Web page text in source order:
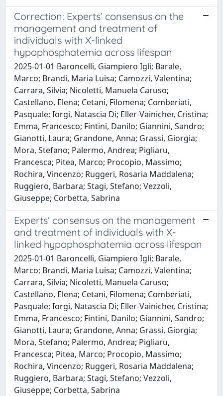
Correction: Experts’ consensus on the
management and treatment of
individuals with X-linked
hypophosphatemia across lifespan
2025-01-01 Baroncelli, Giampiero Igli; Barale,
Marco; Brandi, Maria Luisa; Camozzi, Valentina;
Carrara, Silvia; Nicoletti, Manuela Caruso;
Castellano, Elena; Cetani, Filomena; Comberiati,
Pasquale; Iorgi, Natascia Di; Eller-Vainicher, Cristina;
Emma, Francesco; Fintini, Danilo; Giannini, Sandro;
Gianotti, Laura; Grandone, Anna; Grassi, Giorgia;
Mora, Stefano; Palermo, Andrea; Pigliaru,
Francesca; Pitea, Marco; Procopio, Massimo;
Rochira, Vincenzo; Ruggeri, Rosaria Maddalena;
Ruggiero, Barbara; Stagi, Stefano; Vezzoli,
Giuseppe; Corbetta, Sabrina
Experts’ consensus on the management
and treatment of individuals with X-
linked hypophosphatemia across lifespan
2025-01-01 Baroncelli, Giampiero Igli; Barale,
Marco; Brandi, Maria Luisa; Camozzi, Valentina;
Carrara, Silvia; Nicoletti, Manuela Caruso;
Castellano, Elena; Cetani, Filomena; Comberiati,
Pasquale; Iorgi, Natascia Di; Eller-Vainicher, Cristina;
Emma, Francesco; Fintini, Danilo; Giannini, Sandro;
Gianotti, Laura; Grandone, Anna; Grassi, Giorgia;
Mora, Stefano; Palermo, Andrea; Pigliaru,
Francesca; Pitea, Marco; Procopio, Massimo;
Rochira, Vincenzo; Ruggeri, Rosaria Maddalena;
Ruggiero, Barbara; Stagi, Stefano; Vezzoli,
Giuseppe; Corbetta, Sabrina